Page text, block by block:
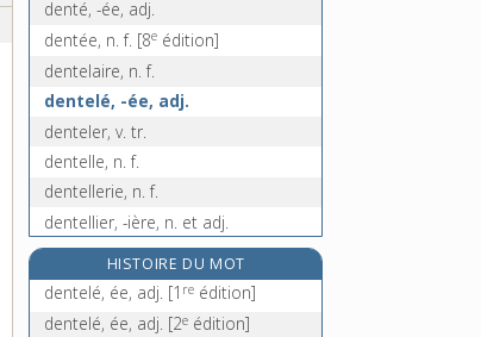
denté, -ée, adj.
dentée, n. f. [8e édition]
dentelaire, n. f.
dentelé, -ée, adj.
denteler, v. tr.
dentelle, n. f.
dentellerie, n. f.
dentellier, -ière, n. et adj.
dentelure, n. f.
denticule, n. m.
denticulé, -ée, adj.
HISTOIRE DU MOT
dentelé, ée, adj. [1 re édition]
dentelé, ée, adj. [2e édition]